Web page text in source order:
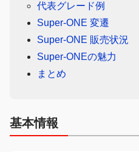
代表グレード例
Super-ONE 変遷
Super-ONE 販売状況
Super-ONEの魅力
まとめ
基本情報